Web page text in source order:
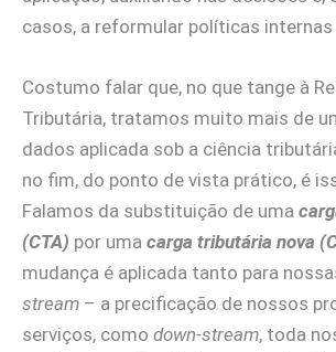
casos, a reformular políticas internas
Costumo falar que, no que tange à
Tributária, tratamos muito mais de
dados aplicada sob a ciência
no fim, do ponto de vista prático, é
Falamos da substituição de uma
(CTA) por uma carga tributária nova
mudança é aplicada tanto para
stream – a precificação de nossos
serviços, como down-stream, toda